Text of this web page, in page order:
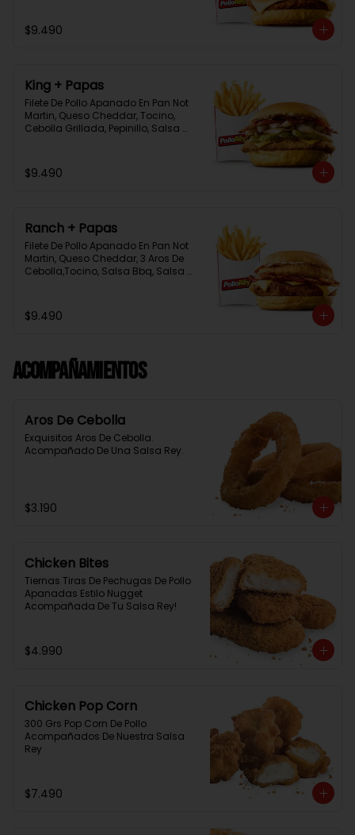
$9.490
King + Papas
Filete De Pollo Apanado En Pan Not
Martin, Queso Cheddar, Tocino,
Cebolla Grillada, Pepinillo, Salsa
$9.490
Ranch + Papas
Filete De Pollo Apanado En Pan Not
Martin, Queso Cheddar, 3 Aros De
Cebolla,Tocino, Salsa Bbq, Salsa
$9.490
Acompañamientos
Aros De Cebolla
Exquisitos Aros De Cebolla.
Acompañado De Una Salsa Rey.
$3.190
Chicken Bites
Tiernas Tiras De Pechugas De Pollo
Apanadas Estilo Nugget
Acompañada De Tu Salsa Rey!
$4.990
Chicken Pop Corn
300 Grs Pop Corn De Pollo
Acompañados De Nuestra Salsa
Rey
$7.490